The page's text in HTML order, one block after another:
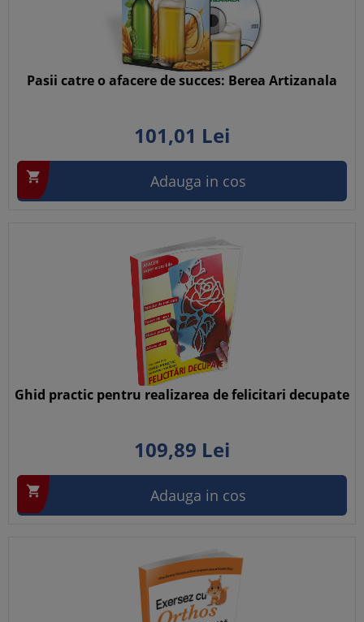
Pasii catre o afacere de succes: Berea Artizanala
101,01 Lei
 Adauga in cos
Ghid practic pentru realizarea de felicitari decupate
109,89 Lei
 Adauga in cos